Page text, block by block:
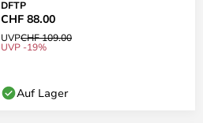
DFTP
CHF 88.00
UVPCHF 109.00
UVP -19%
Auf Lager